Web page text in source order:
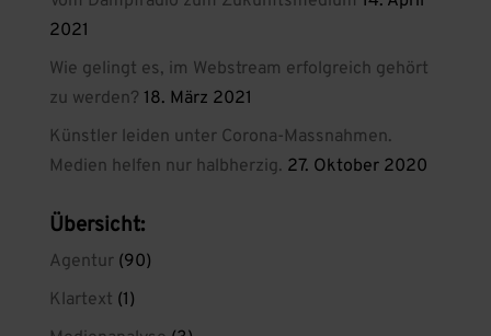
2021
Wie gelingt es, im Webstream erfolgreich gehört
zu werden? 18. März 2021
Künstler leiden unter Corona-Massnahmen.
Medien helfen nur halbherzig. 27. Oktober 2020
Übersicht:
Agentur(90)
Klartext (1)